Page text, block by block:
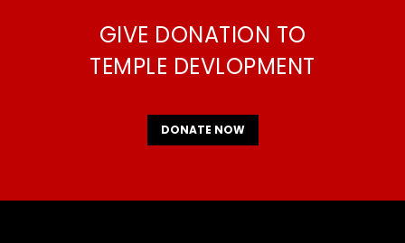
GIVE DONATION TO
TEMPLE DEVLOPMENT
DONATE NOW